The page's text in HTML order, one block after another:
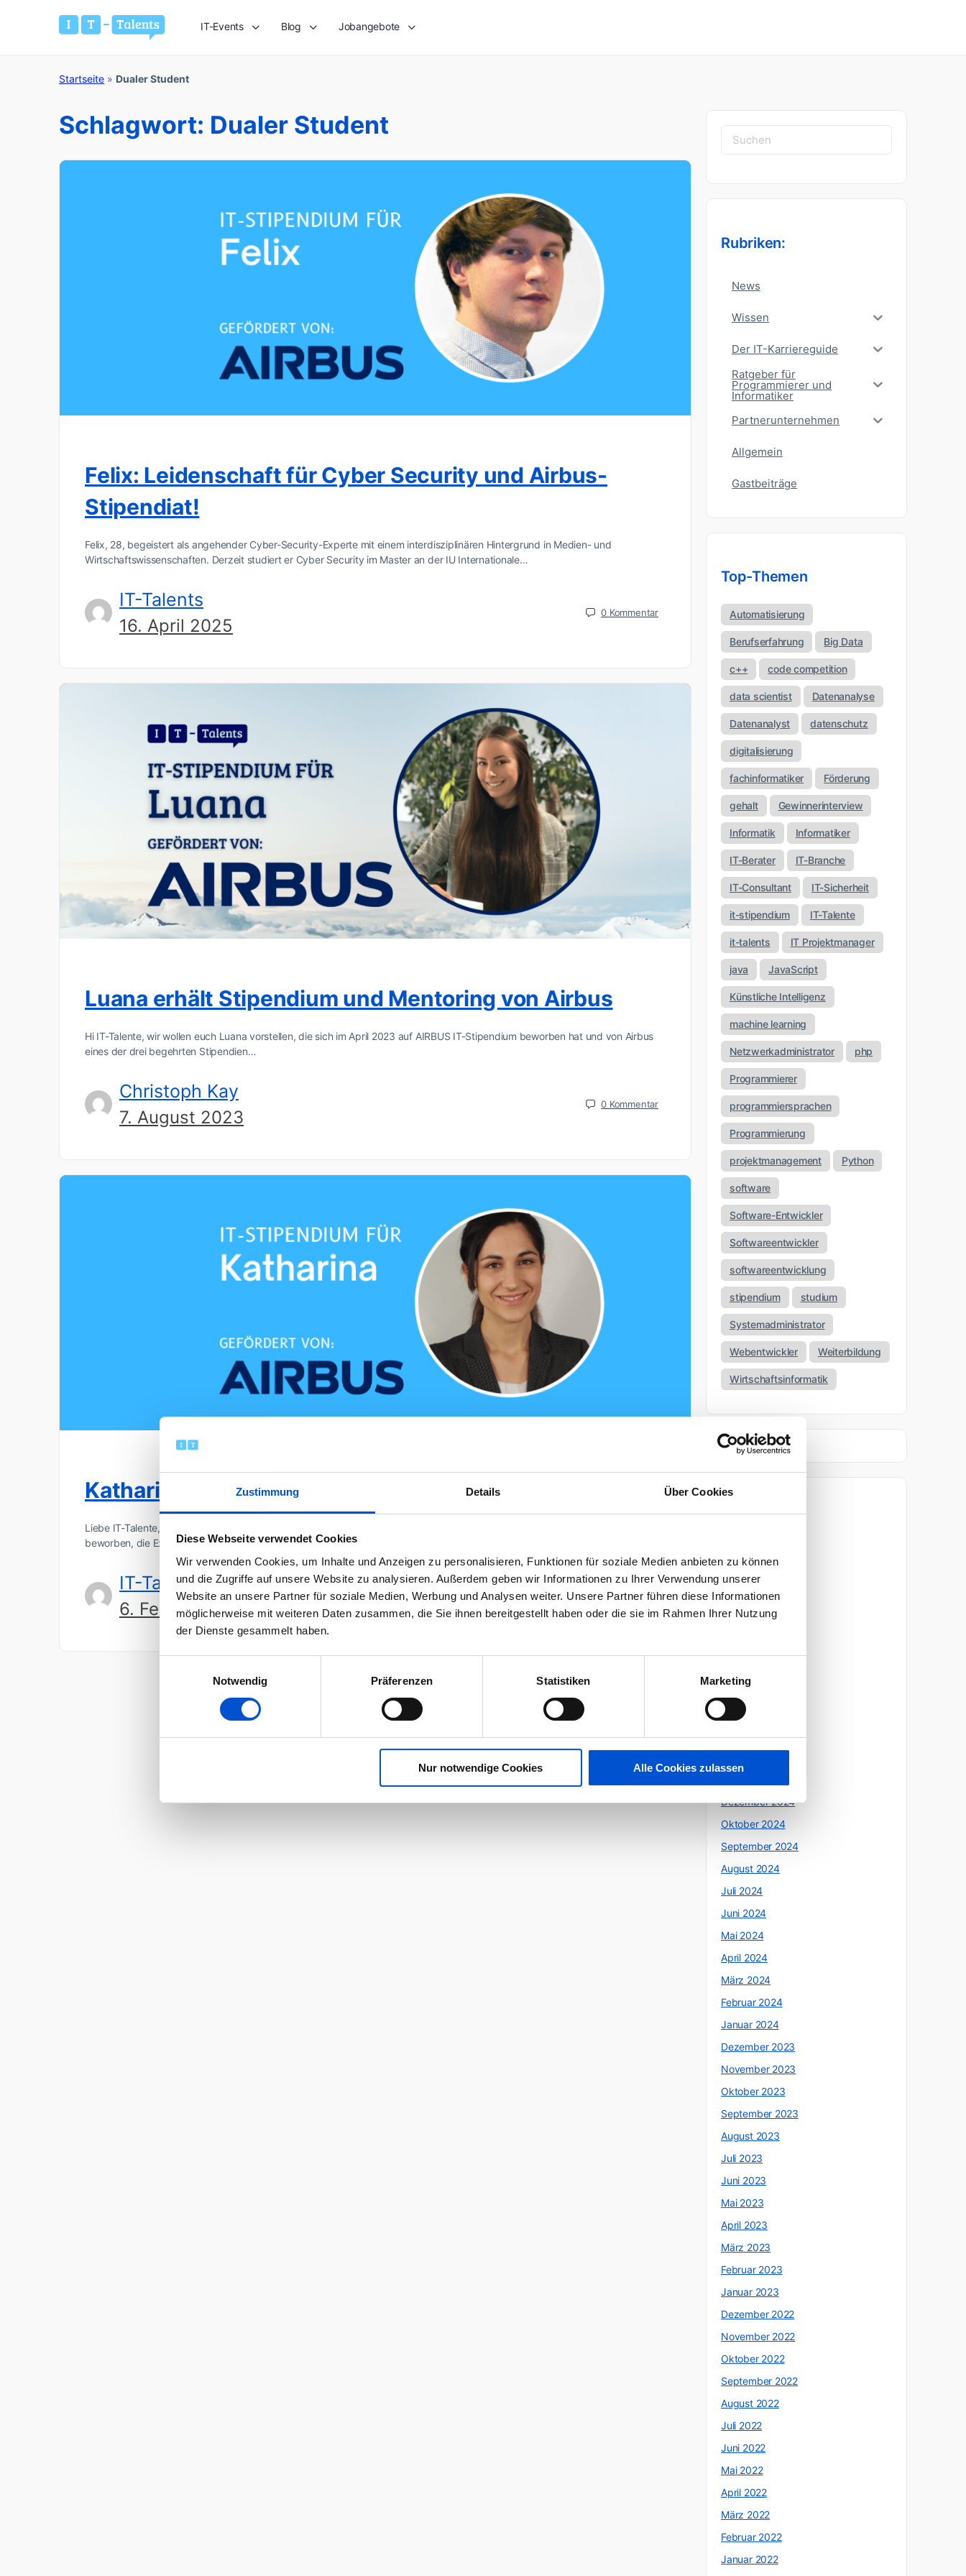
Zustimmung Details Über Cookies
Diese Webseite verwendet Cookies
Wir verwenden Cookies, um Inhalte und Anzeigen zu personalisieren, Funktionen für soziale Medien anbieten zu können
und die Zugriffe auf unsere Website zu analysieren. Außerdem geben wir Informationen zu Ihrer Verwendung unserer
Website an unsere Partner für soziale Medien, Werbung und Analysen weiter. Unsere Partner führen diese Informationen
möglicherweise mit weiteren Daten zusammen, die Sie ihnen bereitgestellt haben oder die sie im Rahmen Ihrer Nutzung
der Dienste gesammelt haben.
Notwendig
Präferenzen Statistiken Marketing
Nur notwendige Cookies Alle Cookies zulassen
IT-Events Blog Jobangebote
Startseite » Dualer Student
Schlagwort: Dualer Student
Felix: Leidenschaft für Cyber Security und Airbus-
Stipendiat!
Felix, 28, begeistert als angehender Cyber-Security-Experte mit einem interdisziplinären Hintergrund in Medien- und
Wirtschaftswissenschaften. Derzeit studiert er Cyber Security im Master an der IU Internationale…
IT-Talents
16. April 2025
0 Kommentar
Luana erhält Stipendium und Mentoring von Airbus
Hi IT-Talente, wir wollen euch Luana vorstellen, die sich im April 2023 auf AIRBUS IT-Stipendium beworben hat und von Airbus
eines der drei begehrten Stipendien…
Christoph Kay
7. August 2023
0 Kommentar
Katharina ist AIRBUS-Stipendiatin!
Liebe IT-Talente, heute möchten wir euch Katharina vorstellen. Katharina hat sich im November auf das Airbus-IT-Stipendium
beworben, die ExpertInnen von Airbus bei der Auswahl überzeugt…
IT-Talents
6. Februar 2023
0Kommentar
Suchen
nach:
Rubriken:
News
Wissen
Der IT-Karriereguide
Ratgeber für
Programmierer und
Informatiker
Partnerunternehmen
Allgemein
Gastbeiträge
Top-Themen
Automatisierung
Berufserfahrung Big Data
c++ code competition
data scientist Datenanalyse
Datenanalyst datenschutz
digitalisierung
fachinformatiker Förderung
gehalt Gewinnerinterview
Informatik Informatiker
IT-Berater IT-Branche
IT-Consultant IT-Sicherheit
it-stipendium IT-Talente
it-talents IT Projektmanager
java JavaScript
Künstliche Intelligenz
machine learning
Netzwerkadministrator php
Programmierer
programmiersprachen
Programmierung
projektmanagement Python
software
Software-Entwickler
Softwareentwickler
softwareentwicklung
stipendium studium
Systemadministrator
Webentwickler Weiterbildung
Wirtschaftsinformatik
April 2026
März 2026
November 2025
Oktober 2025
Mai 2025
April 2025
März 2025
Dezember 2024
Oktober 2024
September 2024
August 2024
Juli 2024
Juni 2024
Mai 2024
April 2024
März 2024
Februar 2024
Januar 2024
Dezember 2023
November 2023
Oktober 2023
September 2023
August 2023
Juli 2023
Juni 2023
Mai 2023
April 2023
März 2023
Februar 2023
Januar 2023
Dezember 2022
November 2022
Oktober 2022
September 2022
August 2022
Juli 2022
Juni 2022
Mai 2022
April 2022
März 2022
Februar 2022
Januar 2022